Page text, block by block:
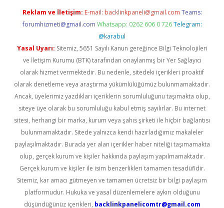
Reklam ve İletişim: E-mail: backlinkpaneli@gmail.com Teams:
forumhizmeti@gmail.com Whatsapp: 0262 606 0 726 Telegram:
@karabul
Yasal Uyarı: Sitemiz, 5651 Sayılı Kanun gereğince Bilgi Teknolojileri
ve İletişim Kurumu (BTK) tarafından onaylanmış bir Yer Sağlayıcı
olarak hizmet vermektedir. Bu nedenle, sitedeki içerikleri proaktif
olarak denetleme veya araştırma yükümlülüğümüz bulunmamaktadır.
Ancak, üyelerimiz yazdıkları içeriklerin sorumluluğunu taşımakta olup,
siteye üye olarak bu sorumluluğu kabul etmiş sayılırlar. Bu internet
sitesi, herhangi bir marka, kurum veya şahıs şirketi ile hiçbir bağlantısı
bulunmamaktadır. Sitede yalnızca kendi hazırladığımız makaleler
paylaşılmaktadır. Burada yer alan içerikler haber niteliği taşımamakta
olup, gerçek kurum ve kişiler hakkında paylaşım yapılmamaktadır.
Gerçek kurum ve kişiler ile isim benzerlikleri tamamen tesadüfidir.
Sitemiz, kar amacı gütmeyen ve tamamen ücretsiz bir bilgi paylaşım
platformudur. Hukuka ve yasal düzenlemelere aykırı olduğunu
düşündüğünüz içerikleri, backlinkpanelicomtr@gmail.com